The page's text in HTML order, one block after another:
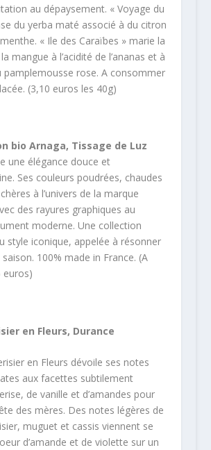
au dépaysement. « Voyage du
du yerba maté associé à du citron
« Ile des Caraïbes » marie la
mangue à l’acidité de l’ananas et à
pamplemousse rose. A consommer
(3,10 euros les 40g)
bio Arnaga, Tissage de Luz
une élégance douce et
Ses couleurs poudrées, chaudes
à l’univers de la marque
des rayures graphiques au
moderne. Une collection
style iconique, appelée à résonner
100% made in France. (A
euros)
en Fleurs, Durance
en Fleurs dévoile ses notes
aux facettes subtilement
de vanille et d’amandes pour
des mères. Des notes légères de
muguet et cassis viennent se
d’amande et de violette sur un